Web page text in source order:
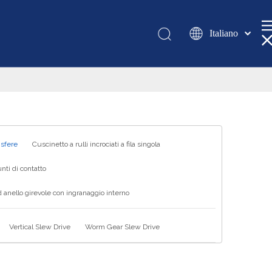
Italiano
românesc
Pусский
العربية
Cuscinetto a rulli incrociati a fila singola
di contatto
anello girevole con ingranaggio interno
Vertical Slew Drive Worm Gear Slew Drive